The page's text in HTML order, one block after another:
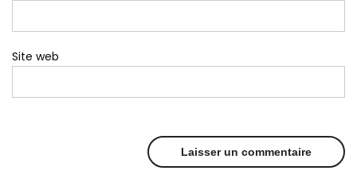
Site web